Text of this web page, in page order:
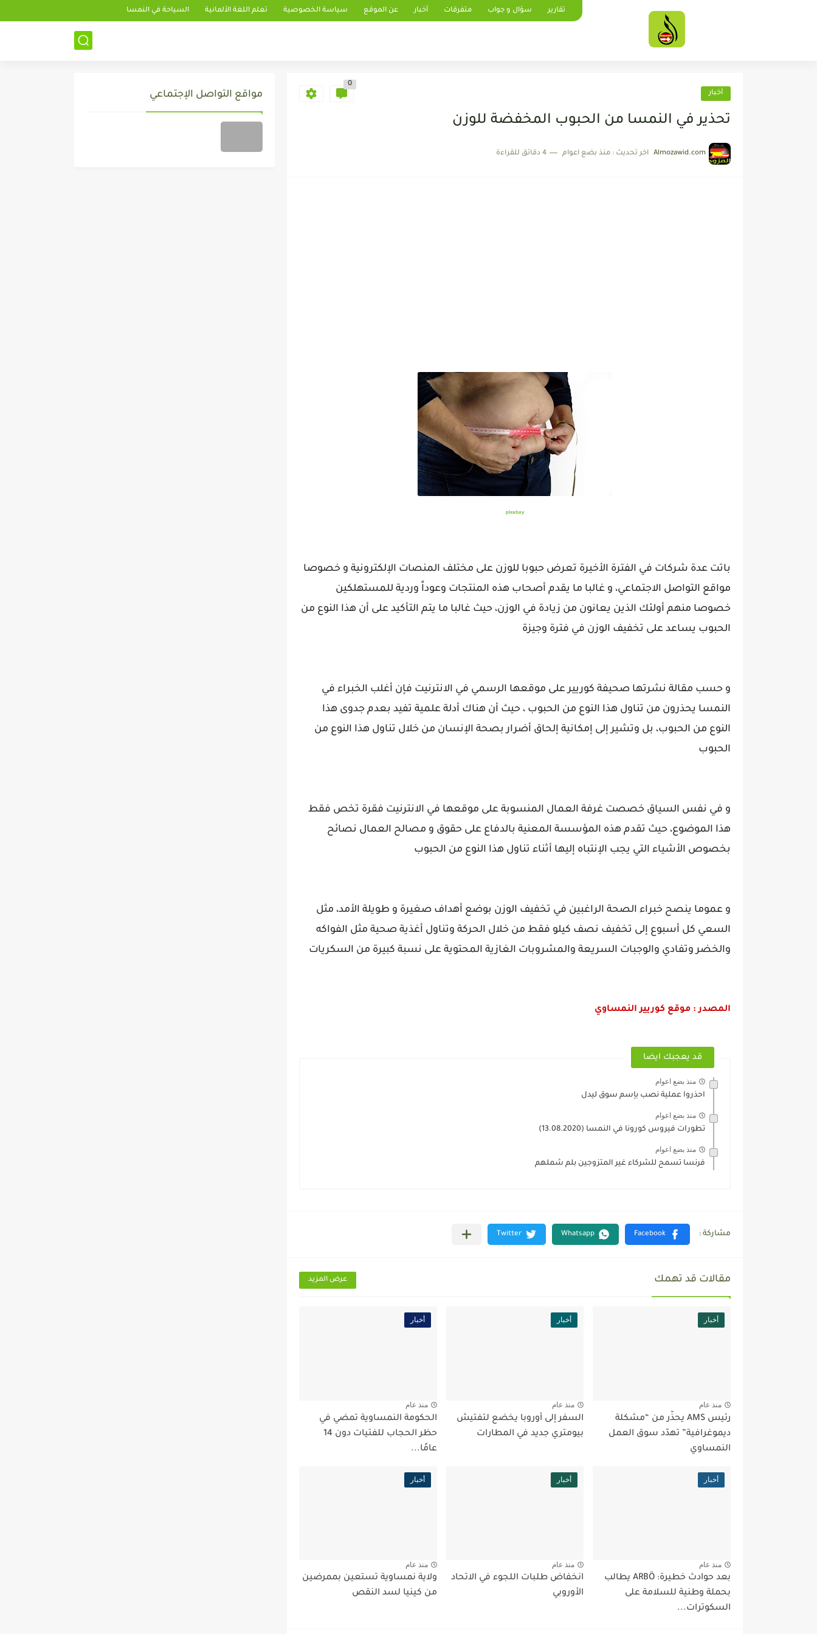
تقارير سؤال و جواب متفرقات أخبار عن الموقع سياسة الخصوصية تعلم اللغة الألمانية السياحة في النمسا
أخبار
0
تحذير في النمسا من الحبوب المخفضة للوزن
Almozawid.com اخر تحديث : منذ بضع اعوام 4 دقائق للقراءة
pixabay
باتت عدة شركات في الفترة الأخيرة تعرض حبوبا للوزن على مختلف المنصات الإلكترونية و خصوصا
مواقع التواصل الاجتماعي، و غالبا ما يقدم أصحاب هذه المنتجات وعوداً وردية للمستهلكين
خصوصا منهم أولئك الذين يعانون من زيادة في الوزن، حيث غالبا ما يتم التأكيد على أن هذا النوع من
الحبوب يساعد على تخفيف الوزن في فترة وجيزة
و حسب مقالة نشرتها صحيفة كوريير على موقعها الرسمي في الانترنيت فإن أغلب الخبراء في
النمسا يحذرون من تناول هذا النوع من الحبوب ، حيث أن هناك أدلة علمية تفيد بعدم جدوى هذا
النوع من الحبوب، بل وتشير إلى إمكانية إلحاق أضرار بصحة الإنسان من خلال تناول هذا النوع من
الحبوب
و في نفس السياق خصصت غرفة العمال المنسوبة على موقعها في الانترنيت فقرة تخص فقط
هذا الموضوع، حيث تقدم هذه المؤسسة المعنية بالدفاع على حقوق و مصالح العمال نصائح
بخصوص الأشياء التي يجب الإنتباه إليها أثناء تناول هذا النوع من الحبوب
و عموما ينصح خبراء الصحة الراغبين في تخفيف الوزن بوضع أهداف صغيرة و طويلة الأمد، مثل
السعي كل أسبوع إلى تخفيف نصف كيلو فقط من خلال الحركة وتناول أغذية صحية مثل الفواكه
والخضر وتفادي والوجبات السريعة والمشروبات الغازية المحتوية على نسبة كبيرة من السكريات
المصدر : موقع كوريير النمساوي
قد يعجبك ايضا
منذ بضع اعوام
احذروا عملية نصب بإسم سوق ليدل
منذ بضع اعوام
تطورات فيروس كورونا في النمسا (13.08.2020)
منذ بضع اعوام
فرنسا تسمح للشركاء غير المتزوجين بلم شملهم
مقالات قد تهمك عرض المزيد
أخبار
منذ عام
رئيس AMS يحذّر من “مشكلة
ديموغرافية” تهدّد سوق العمل
النمساوي
أخبار
منذ عام
السفر إلى أوروبا يخضع لتفتيش
بيومتري جديد في المطارات
أخبار
منذ عام
الحكومة النمساوية تمضي في
حظر الحجاب للفتيات دون 14
عامًا...
أخبار
منذ عام
بعد حوادث خطيرة: ARBÖ يطالب
بحملة وطنية للسلامة على
السكوترات...
أخبار
منذ عام
انخفاض طلبات اللجوء في الاتحاد
الأوروبي
أخبار
منذ عام
ولاية نمساوية تستعين بممرضين
من كينيا لسد النقص
مواقع التواصل الإجتماعي